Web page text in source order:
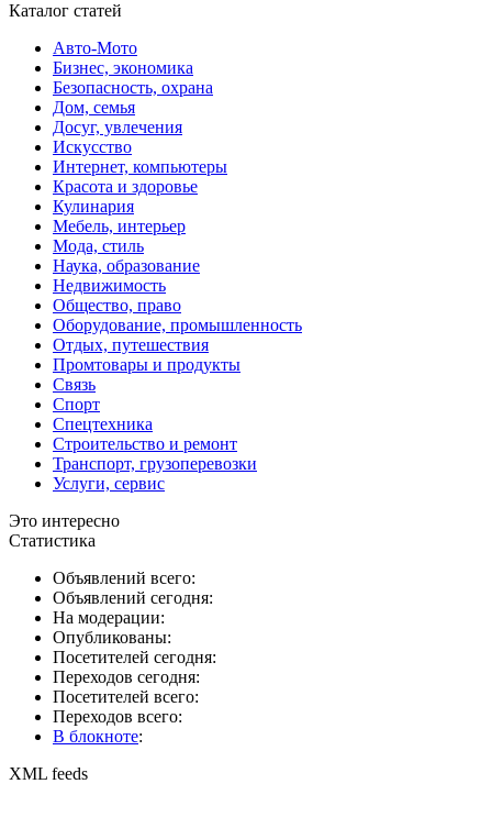
Каталог статей
Авто-Мото
Бизнес, экономика
Безопасность, охрана
Дом, семья
Досуг, увлечения
Искусство
Интернет, компьютеры
Красота и здоровье
Кулинария
Мебель, интерьер
Мода, стиль
Наука, образование
Недвижимость
Общество, право
Оборудование, промышленность
Отдых, путешествия
Промтовары и продукты
Связь
Спорт
Спецтехника
Строительство и ремонт
Транспорт, грузоперевозки
Услуги, сервис
Это интересно
Статистика
Объявлений всего:
Объявлений сегодня:
На модерации:
Опубликованы:
Посетителей сегодня:
Переходов сегодня:
Посетителей всего:
Переходов всего:
В блокноте:
XML feeds